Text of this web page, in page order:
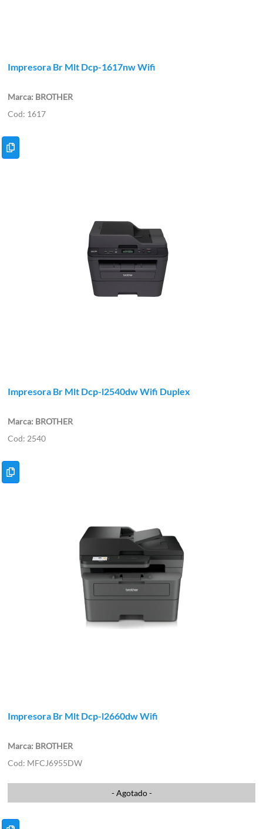
Impresora Br Mlt Dcp-1617nw Wifi
BROTHER
1617
Impresora Br Mlt Dcp-l2540dw Wifi Duplex
BROTHER
2540
Impresora Br Mlt Dcp-l2660dw Wifi
BROTHER
MFCJ6955DW
- Agotado -